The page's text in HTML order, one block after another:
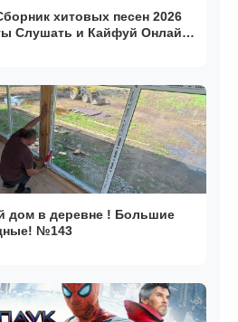
хитовых песен 2026
Слушать и Кайфуй Онлайн
дом в деревне ! Большие
№143